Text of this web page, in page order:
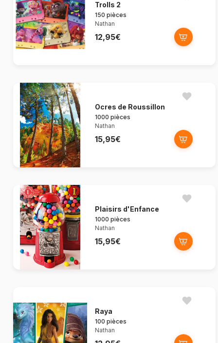
Trolls 2
150 pièces
Nathan
12,95€
Ocres de Roussillon
1000 pièces
Nathan
15,95€
Plaisirs d'Enfance
1000 pièces
Nathan
15,95€
Raya
100 pièces
Nathan